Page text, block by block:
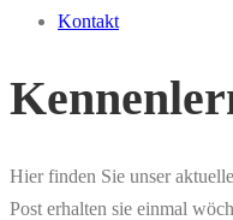
Kontakt
Hier finden Sie unser
Post erhalten sie einmal